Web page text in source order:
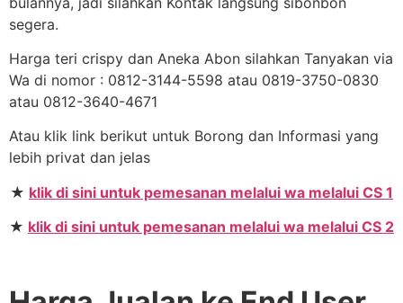
segera.
Harga teri crispy dan Aneka Abon silahkan Tanyakan via
Wa di nomor : 0812-3144-5598 atau 0819-3750-0830
atau 0812-3640-4671
Atau klik link berikut untuk Borong dan Informasi yang
lebih privat dan jelas
★ klik di sini untuk pemesanan melalui wa melalui CS 1
★ klik di sini untuk pemesanan melalui wa melalui CS 2